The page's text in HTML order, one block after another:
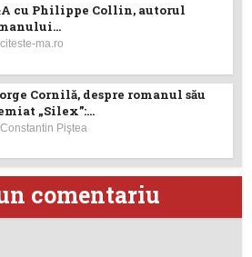
cu Philippe Collin, autorul
citeste-ma.ro
Cornilă, despre romanul său
„Silex”:...
Constantin Piştea
comentariu